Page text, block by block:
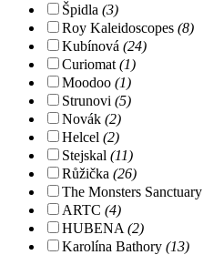
Špidla (3)
Roy Kaleidoscopes (8)
Kubínová (24)
Curiomat (1)
Moodoo (1)
Strunovi (5)
Novák (2)
Helcel (2)
Stejskal (11)
Růžička (26)
The Monsters Sanctuary
ARTC (4)
HUBENA (2)
Karolína Bathory (13)